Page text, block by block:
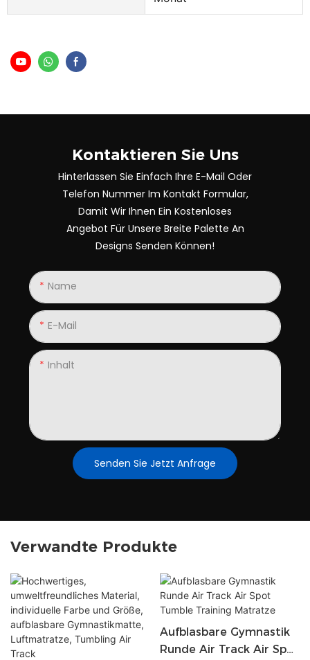
Kontaktieren Sie Uns
Hinterlassen Sie Einfach Ihre E-Mail Oder
Telefon Nummer Im Kontakt Formular,
Damit Wir Ihnen Ein Kostenloses
Angebot Für Unsere Breite Palette An
Designs Senden Können!
Name
E-Mail
Inhalt
Senden Sie Jetzt Anfrage
Verwandte Produkte
Aufblasbare Gymnastik
Runde Air Track Air Spot